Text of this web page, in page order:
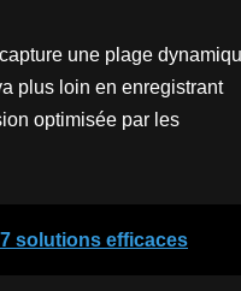
une plage
plus loin en enregistrant
optimisée par les
solutions efficaces